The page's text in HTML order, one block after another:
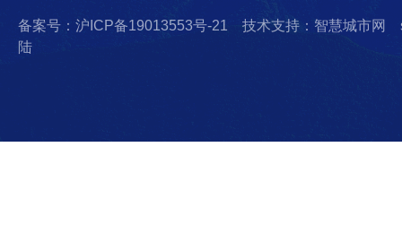
备案号：沪ICP备19013553号-21 技术支持：智慧城市网
陆